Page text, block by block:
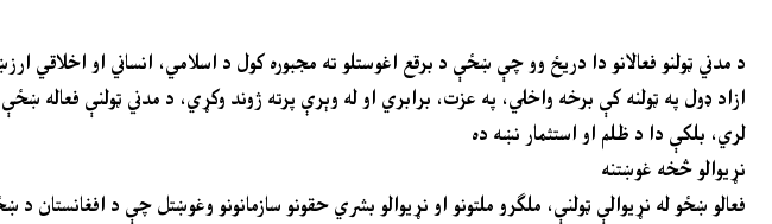
ازاد ډول په ټولنه کې برخه واخلي، په عزت، برابري او له وېرې پرته ژوند وکړي، د مدني ټولنې
لري، بلکې دا د ظلم او استثمار نښه ده
نړیوالو څخه غوښتنه
فعالو ښځو له نړیوالې ټولنې، ملګرو ملتونو او نړیوالو بشري حقونو سازمانونو وغوښتل چې د